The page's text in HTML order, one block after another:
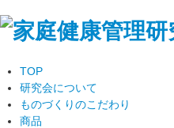
TOP
研究会について
ものづくりのこだわり
商品